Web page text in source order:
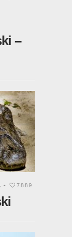
–
• 7889